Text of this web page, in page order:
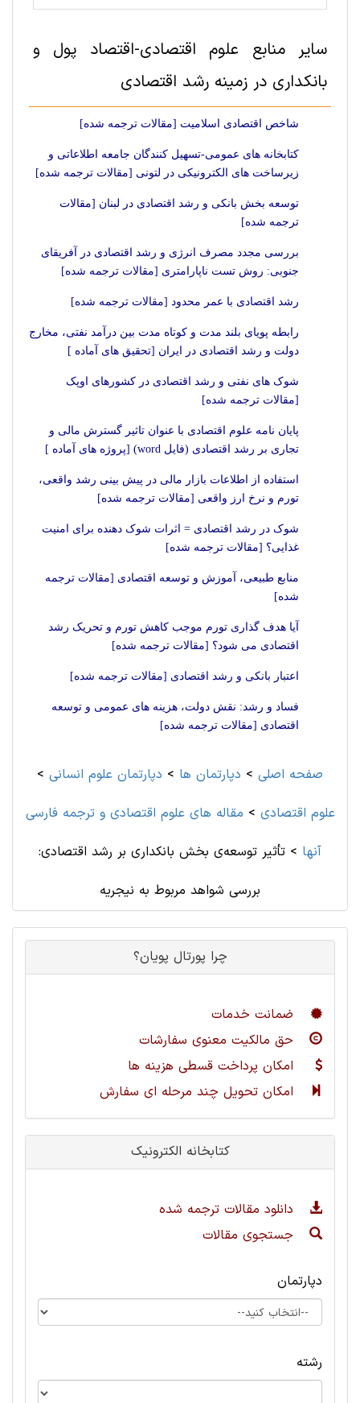
سایر منابع علوم اقتصادی-اقتصاد پول و
بانکداری در زمینه رشد اقتصادی
شاخص اقتصادی اسلامیت [مقالات ترجمه شده]
کتابخانه های عمومی-تسهیل کنندگان جامعه اطلاعاتی و
زیرساخت های الکترونیکی در لتونی [مقالات ترجمه شده]
توسعه بخش بانکی و رشد اقتصادی در لبنان [مقالات
ترجمه شده]
بررسی مجدد مصرف انرژی و رشد اقتصادی در آفریقای
جنوبی: روش تست ناپارامتری [مقالات ترجمه شده]
‌‌رشد اقتصادی با عمر محدود [مقالات ترجمه شده]
رابطه پویای بلند مدت و کوتاه مدت بین درآمد نفتی، مخارج
دولت و رشد اقتصادی در ایران [تحقیق های آماده ]
شوک های نفتی و رشد اقتصادی در کشورهای اوپک
[مقالات ترجمه شده]
پایان نامه علوم اقتصادی با عنوان تاثیر گسترش مالی و
تجاری بر رشد اقتصادی (فایل word) [پروژه های آماده ]
استفاده از اطلاعات بازار مالی در پیش بینی رشد واقعی،
تورم و نرخ ارز واقعی [مقالات ترجمه شده]
شوک در رشد اقتصادی = اثرات شوک دهنده برای امنیت
غذایی؟ [مقالات ترجمه شده]
منابع طبیعی، آموزش و توسعه اقتصادی [مقالات ترجمه
شده]
آیا هدف گذاری تورم موجب کاهش تورم و تحریک رشد
اقتصادی می شود؟ [مقالات ترجمه شده]
اعتبار بانکی و رشد اقتصادی [مقالات ترجمه شده]
فساد و رشد: نقش دولت، هزینه های عمومی و توسعه
اقتصادی [مقالات ترجمه شده]
صفحه اصلی > دپارتمان ها > دپارتمان علوم انسانی >
علوم اقتصادی > مقاله های علوم اقتصادی و ترجمه فارسی
آنها > تأثیر توسعه‌ی بخش بانکداری بر رشد اقتصادی:
بررسی شواهد مربوط به نیجریه
چرا پورتال پویان؟
ضمانت خدمات
حق مالکیت معنوی سفارشات
امکان پرداخت قسطی هزینه ها
امکان تحویل چند مرحله ای سفارش
کتابخانه الکترونیک
دانلود مقالات ترجمه شده
جستجوی مقالات
دپارتمان
رشته